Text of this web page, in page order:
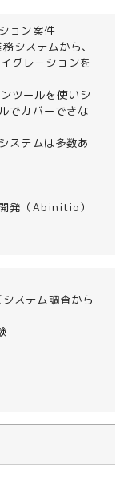
ョン案件
システムから、
グレーションを
ツールを使いシ
でカバーできな
ステムは多数あ
発（Abinitio）
システム調査から